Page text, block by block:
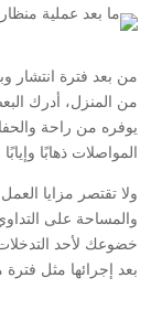
من بعد فترة انتشار
من المنزل، أدرك
يوفره من راحة
المواصلات ذهابًا
ولا تقتصر مزايا
والمساحة على
خضوعك لأحد
بعد إجرائها مثل